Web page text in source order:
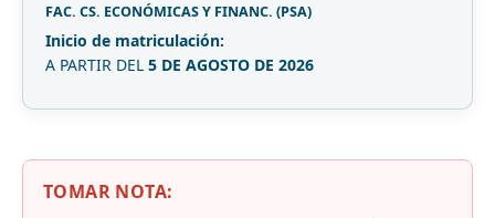
FAC. CS. ECONÓMICAS Y FINANC. (PSA)
Inicio de matriculación:
A PARTIR DEL 5 DE AGOSTO DE 2026
TOMAR NOTA: